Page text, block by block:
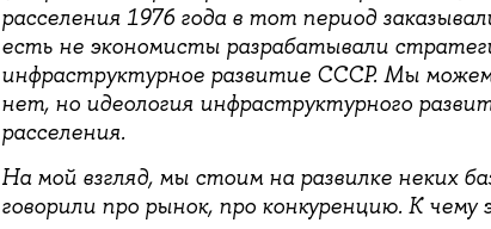
расселения 1976 года в тот период
есть не экономисты разрабатывали
инфраструктурное развитие СССР. Мы
нет, но идеология инфраструктурного
расселения.
На мой взгляд, мы стоим на развилке неких
говорили про рынок, про конкуренцию. К